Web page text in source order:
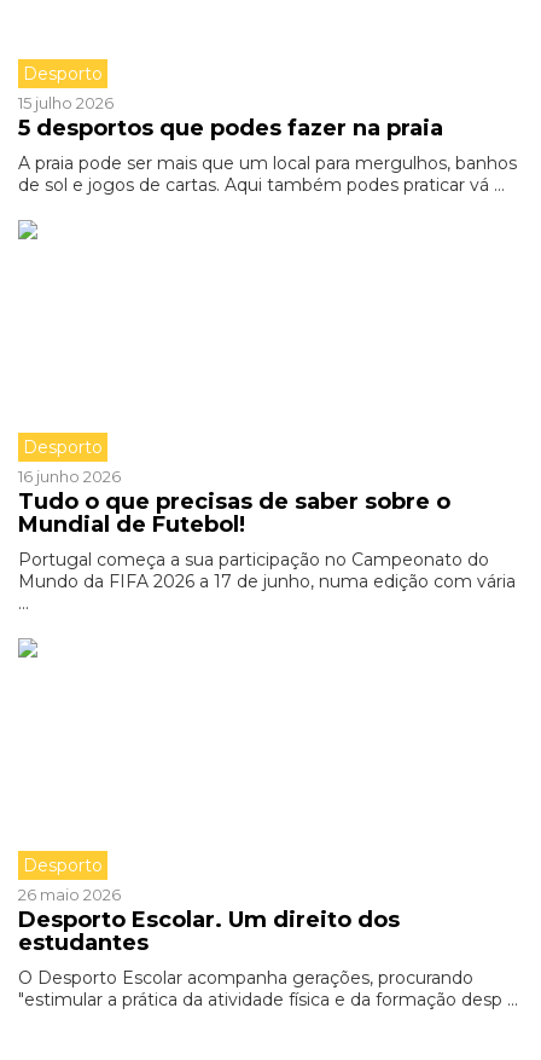
Desporto
15 julho 2026
5 desportos que podes fazer na praia
A praia pode ser mais que um local para mergulhos, banhos
de sol e jogos de cartas. Aqui também podes praticar vá ...
Desporto
16 junho 2026
Tudo o que precisas de saber sobre o
Mundial de Futebol!
Portugal começa a sua participação no Campeonato do
Mundo da FIFA 2026 a 17 de junho, numa edição com vária
...
Desporto
26 maio 2026
Desporto Escolar. Um direito dos
estudantes
O Desporto Escolar acompanha gerações, procurando
"estimular a prática da atividade física e da formação desp ...